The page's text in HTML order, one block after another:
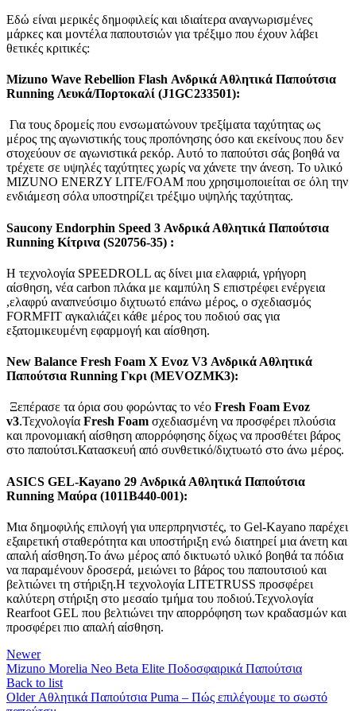
Εδώ είναι μερικές δημοφιλείς και ιδιαίτερα αναγνωρισμένες
μάρκες και μοντέλα παπουτσιών για τρέξιμο που έχουν λάβει
θετικές κριτικές:
Mizuno Wave Rebellion Flash Ανδρικά Αθλητικά Παπούτσια
Running Λευκά/Πορτοκαλί (J1GC233501):
Για τους δρομείς που ενσωματώνουν τρεξίματα ταχύτητας ως
μέρος της αγωνιστικής τους προπόνησης όσο και εκείνους που δεν
στοχεύουν σε αγωνιστικά ρεκόρ. Αυτό το παπούτσι σάς βοηθά να
τρέχετε σε υψηλές ταχύτητες χωρίς να χάνετε την άνεση. Το υλικό
MIZUNO ENERZY LITE/FOAM που χρησιμοποιείται σε όλη την
ενδιάμεση σόλα υποστηρίζει τρέξιμο υψηλής ταχύτητας.
Saucony Endorphin Speed 3 Ανδρικά Αθλητικά Παπούτσια
Running Κίτρινα (S20756-35) :
Η τεχνολογία SPEEDROLL ας δίνει μια ελαφριά, γρήγορη
αίσθηση, νέα carbon πλάκα με καμπύλη S επιστρέφει ενέργεια
,ελαφρύ αναπνεύσιμο διχτυωτό επάνω μέρος, ο σχεδιασμός
FORMFIT αγκαλιάζει κάθε μέρος του ποδιού σας για
εξατομικευμένη εφαρμογή και αίσθηση.
New Balance Fresh Foam X Evoz V3 Ανδρικά Αθλητικά
Παπούτσια Running Γκρι (MEVOZMK3):
Ξεπέρασε τα όρια σου φορώντας το νέο Fresh Foam Evoz
v3.Τεχνολογία Fresh Foam σχεδιασμένη να προσφέρει πλούσια
και προνομιακή αίσθηση απορρόφησης δίχως να προσθέτει βάρος
στο παπούτσι.Κατασκευή από συνθετικό/διχτυωτό στο άνω μέρος.
ASICS GEL-Kayano 29 Ανδρικά Αθλητικά Παπούτσια
Running Μαύρα (1011B440-001):
Μια δημοφιλής επιλογή για υπερπρηνιστές, το Gel-Kayano παρέχει
εξαιρετική σταθερότητα και υποστήριξη ενώ διατηρεί μια άνετη και
απαλή αίσθηση.Το άνω μέρος από δικτυωτό υλικό βοηθά τα πόδια
να παραμένουν δροσερά, μειώνει το βάρος του παπουτσιού και
βελτιώνει τη στήριξη.Η τεχνολογία LITETRUSS προσφέρει
καλύτερη στήριξη στο μεσαίο τμήμα του ποδιού.Τεχνολογία
Rearfoot GEL που βελτιώνει την απορρόφηση των κραδασμών και
προσφέρει πιο απαλή αίσθηση.
Newer
Mizuno Morelia Neo Beta Elite Ποδοσφαιρικά Παπούτσια
Back to list
Older Αθλητικά Παπούτσια Puma – Πώς επιλέγουμε το σωστό